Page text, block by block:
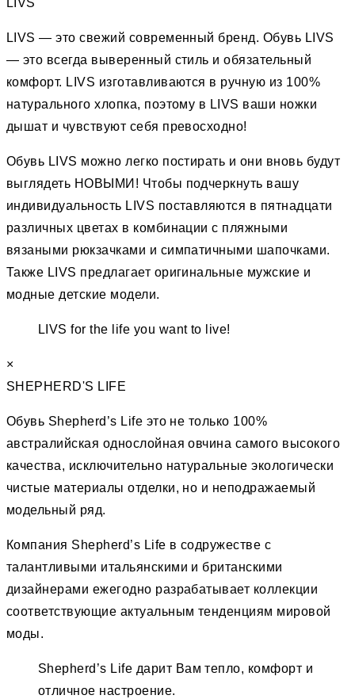
LIVS
LIVS — это свежий современный бренд. Обувь LIVS
— это всегда выверенный стиль и обязательный
комфорт. LIVS изготавливаются в ручную из 100%
натурального хлопка, поэтому в LIVS ваши ножки
дышат и чувствуют себя превосходно!
Обувь LIVS можно легко постирать и они вновь будут
выглядеть НОВЫМИ! Чтобы подчеркнуть вашу
индивидуальность LIVS поставляются в пятнадцати
различных цветах в комбинации с пляжными
вязаными рюкзачками и симпатичными шапочками.
Также LIVS предлагает оригинальные мужские и
модные детские модели.
LIVS for the life you want to live!
×
SHEPHERD'S LIFE
Обувь Shepherd’s Life это не только 100%
австралийская однослойная овчина самого высокого
качества, исключительно натуральные экологически
чистые материалы отделки, но и неподражаемый
модельный ряд.
Компания Shepherd’s Life в содружестве с
талантливыми итальянскими и британскими
дизайнерами ежегодно разрабатывает коллекции
соответствующие актуальным тенденциям мировой
моды.
Shepherd’s Life дарит Вам тепло, комфорт и
отличное настроение.